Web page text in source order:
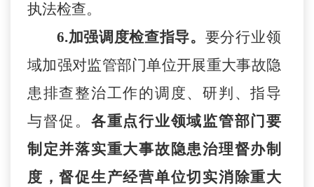
执法检查。
6.加强调度检查指导。 要分行业领
域加强对监管部门单位开展重大事故隐
患排查整治工作的调度、研判、指导
与督促。 各重点行业领域监管部门要
制定并落实重大事故隐患治理督办制
度，督促生产经营单位切实消除重大